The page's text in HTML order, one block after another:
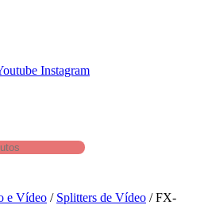
Instagram
e Vídeo / Splitters de Vídeo / FX-